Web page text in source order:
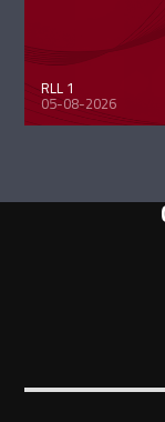
RLL 1
05-08-2026